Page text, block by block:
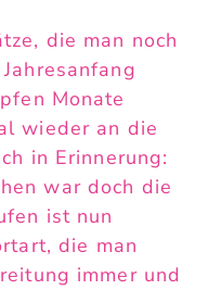
die man noch
Monate
wieder an die
in Erinnerung:
war doch die
ist nun
die man
immer und